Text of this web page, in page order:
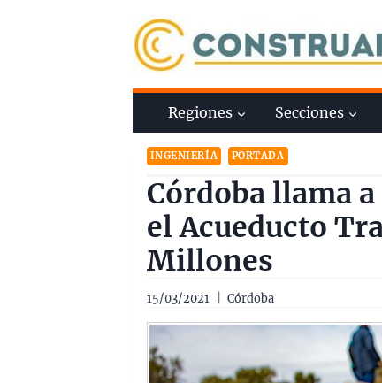
Regiones Secciones
INGENIERÍA PORTADA
Córdoba llama
el Acueducto
Millones
15/03/2021 Córdoba